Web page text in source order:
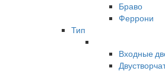
Браво
Феррони
Тип
Входные